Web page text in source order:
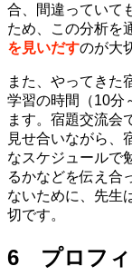
合、間違っていて
ため、この分析を
を見いだすのが大
また、やってきた
学習の時間（10分
ます。宿題交流会
見せ合いながら、
なスケジュールで
るかなどを伝え合
ないために、先生
切です。
6 プロフィ